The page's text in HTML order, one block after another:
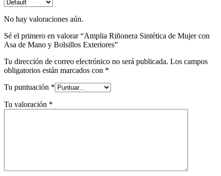
No hay valoraciones aún.
Sé el primero en valorar “Amplia Riñonera Sintética de Mujer con
Asa de Mano y Bolsillos Exteriores”
Tu dirección de correo electrónico no será publicada. Los campos
obligatorios están marcados con *
Tu puntuación *
Tu valoración *